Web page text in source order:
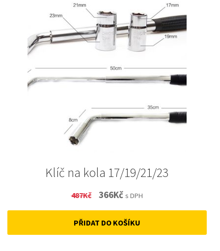
Klíč na kola 17/19/21/23
487Kč
Original
price
was:
366KčCurrent
price
is:
s DPH
PŘIDAT DO KOŠÍKU